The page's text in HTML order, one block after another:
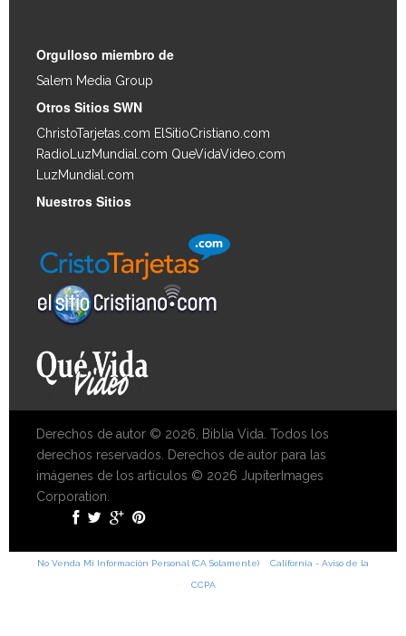
Orgulloso miembro de
Salem Media Group
Otros Sitios SWN
ChristoTarjetas.com ElSitioCristiano.com
RadioLuzMundial.com QueVidaVideo.com
LuzMundial.com
Nuestros Sitios
Derechos de autor © 2026, Biblia Vida. Todos los
derechos reservados. Derechos de autor para las
imágenes de los artículos © 2026 JupiterImages
Corporation.
No Venda Mi Información Personal (CA Solamente) California - Aviso de la
CCPA